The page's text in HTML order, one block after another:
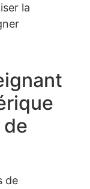
la
de